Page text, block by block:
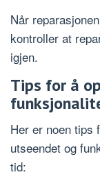
Når
kontroller at
igjen.
Tips for å
Her er noen tips
utseendet og
tid: